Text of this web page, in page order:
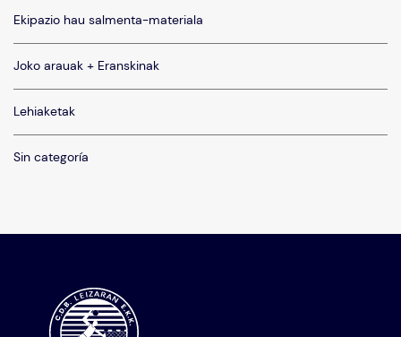
Ekipazio hau salmenta-materiala
Joko arauak + Eranskinak
Lehiaketak
Sin categoría